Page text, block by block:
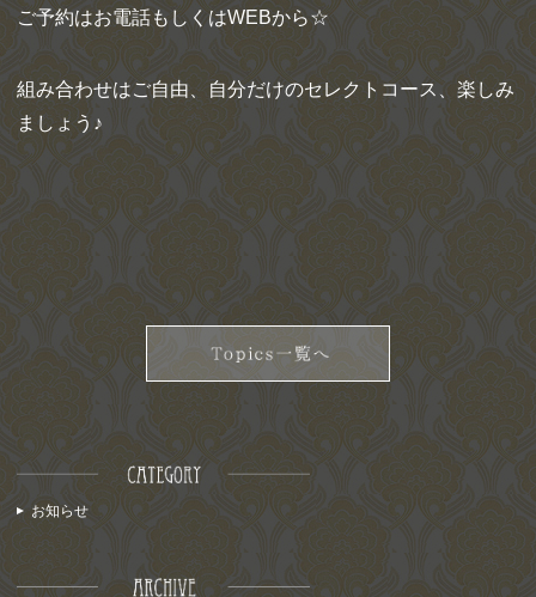
ご予約はお電話もしくはWEBから☆
組み合わせはご自由、自分だけのセレクトコース、楽しみ
ましょう♪
お知らせ